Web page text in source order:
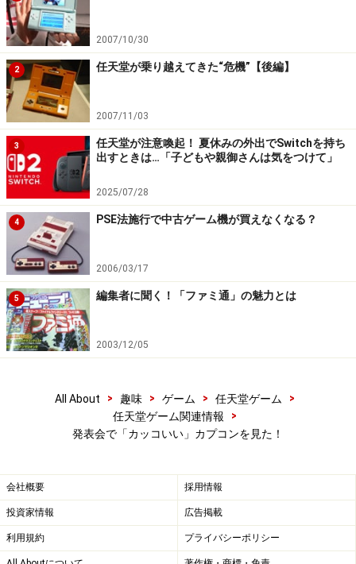
2007/10/30
2 任天堂が乗り越えてきた“危機”【後編】
2007/11/03
3
任天堂が注意喚起！ 夏休みの外出でSwitchを持ち
出すときは…「子どもや親御さんは気をつけて」
2025/07/28
4 PSE法施行で中古ゲーム機が買えなくなる？
2006/03/17
5 編集者に聞く！「ファミ通」の魅力とは
2003/12/05
All About > 趣味 > ゲーム > 任天堂ゲーム
>
任天堂ゲーム関連情報
>
発表会で「カッコいい」カプコンを見た！
会社概要 採用情報
投資家情報 広告掲載
利用規約 プライバシーポリシー